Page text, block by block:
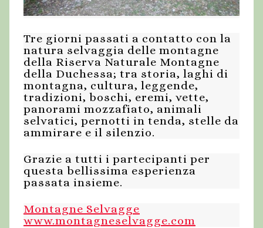
Tre giorni passati a contatto con la
natura selvaggia delle montagne
della Riserva Naturale Montagne
della Duchessa; tra storia, laghi di
montagna, cultura, leggende,
tradizioni, boschi, eremi, vette,
panorami mozzafiato, animali
selvatici, pernotti in tenda, stelle da
ammirare e il silenzio.
Grazie a tutti i partecipanti per
questa bellissima esperienza
passata insieme.
Montagne Selvagge
www.montagneselvagge.com